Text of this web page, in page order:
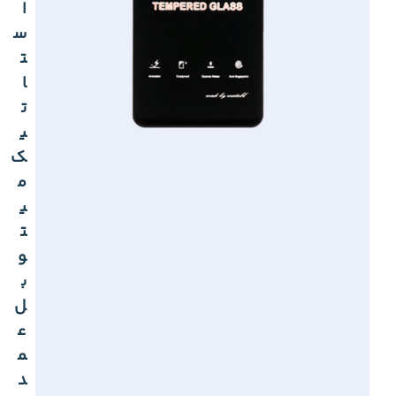
ا
س
ت
ا
ت
ی
ک
م
ی
ت
و
ب
ل
ع
م
د